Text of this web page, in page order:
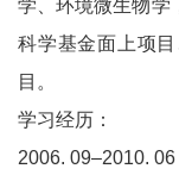
学、环境微生物学
科学基金面上项
目。
学习经历：
2006. 09–2010.